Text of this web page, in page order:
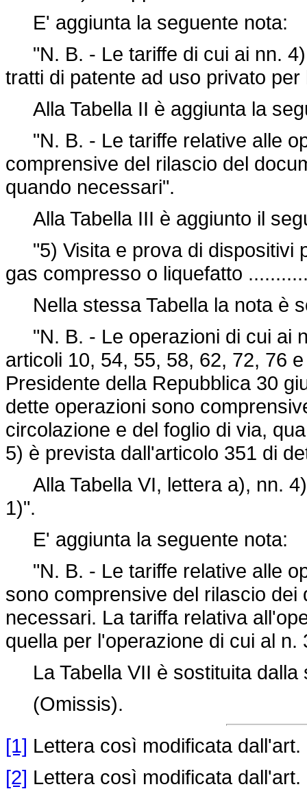
E' aggiunta la seguente nota:
"N. B. - Le tariffe di cui ai nn.
tratti di patente ad uso privato
Alla Tabella II è aggiunta la
"N. B. - Le tariffe relative alle
comprensive del rilascio del
quando necessari".
Alla Tabella III è aggiunto il
"5) Visita e prova di dispositivi
gas compresso o liquefatto
Nella stessa Tabella la nota è
"N. B. - Le operazioni di cui ai
articoli 10, 54, 55, 58, 62, 72, 76
Presidente della Repubblica 30
dette operazioni sono
circolazione e del foglio di via,
5) è prevista dall'articolo 351 di
Alla Tabella VI, lettera a), nn.
1)".
E' aggiunta la seguente nota:
"N. B. - Le tariffe relative alle
sono comprensive del rilascio
necessari. La tariffa relativa
quella per l'operazione di cui al n.
La Tabella VII è sostituita dalla
(Omissis).
[1] Lettera così modificata
[2] Lettera così modificata